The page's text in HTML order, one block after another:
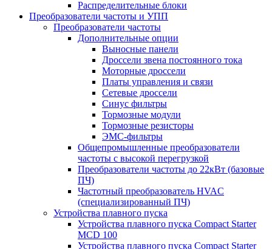
Распределительные блоки
Преобразователи частоты и УПП
Преобразователи частоты
Дополнительные опции
Выносные панели
Дроссели звена постоянного тока
Моторные дроссели
Платы управления и связи
Сетевые дроссели
Синус фильтры
Тормозные модули
Тормозные резисторы
ЭМС-фильтры
Общепромышленные преобразователи
частоты с высокой перегрузкой
Преобразователи частоты до 22кВт (базовые
ПЧ)
Частотный преобразователь HVAC
(специализированный ПЧ)
Устройства плавного пуска
Устройства плавного пуска Compact Starter
MCD 100
Устройства плавного пуска Compact Starter